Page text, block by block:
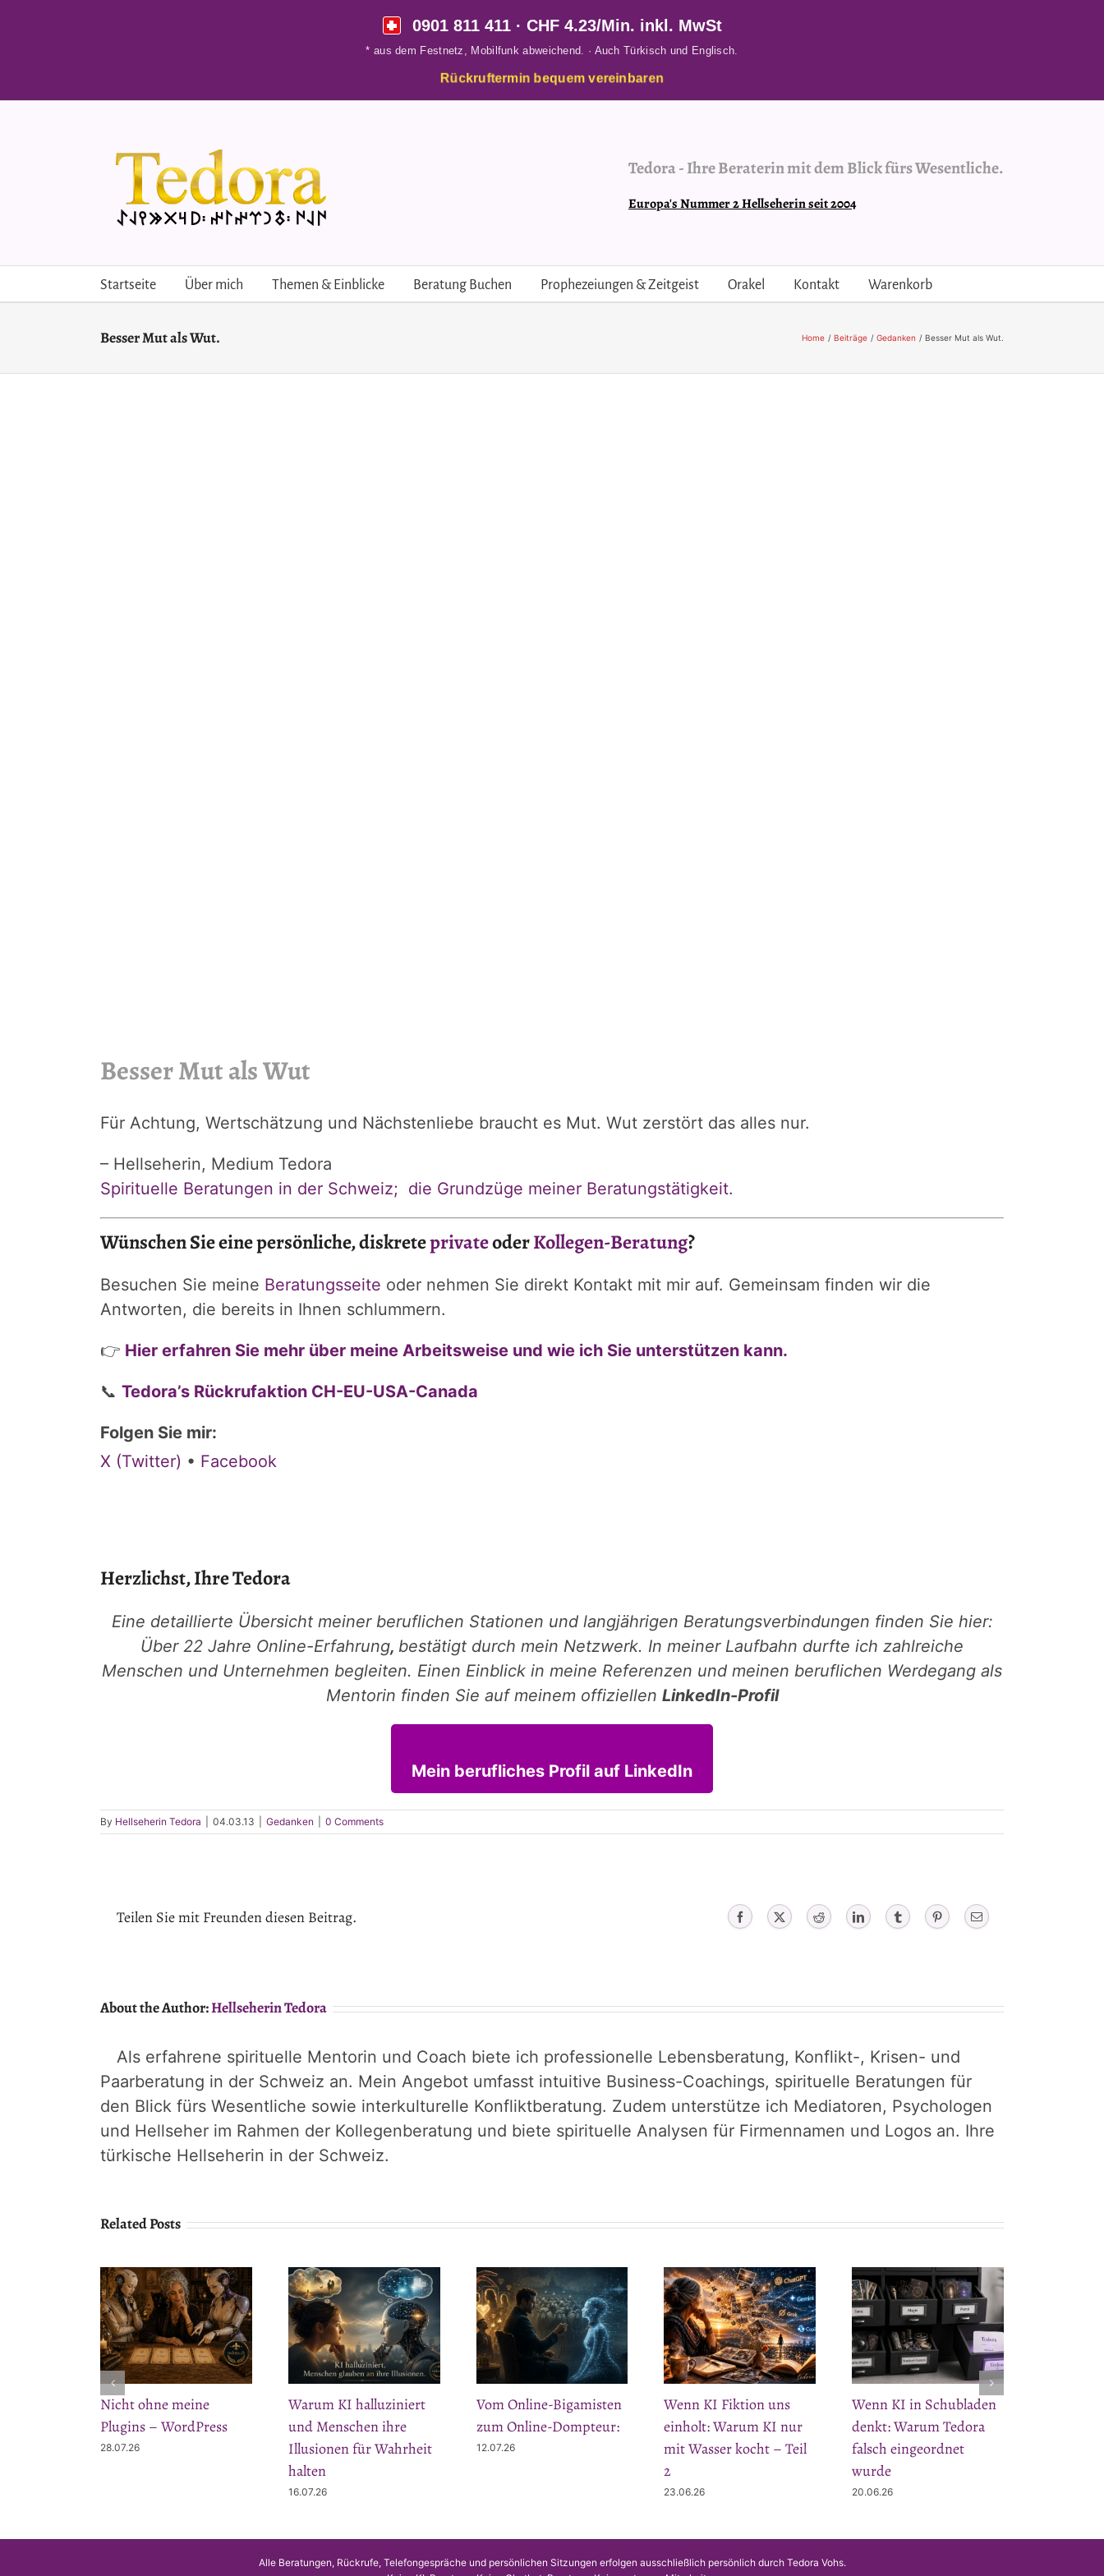
0901 811 411· CHF 4.23/Min. inkl. MwSt
* aus dem Festnetz, Mobilfunk abweichend. · Auch Türkisch und Englisch.
Rückruftermin bequem vereinbaren
Tedora-Ihre Beraterin mit dem Blick fürs Wesentliche.
Europa's Nummer 2 Hellseherin seit 2004
Startseite Über mich Themen & Einblicke Beratung Buchen Prophezeiungen & Zeitgeist Orakel Kontakt Warenkorb
Besser Mut als Wut. Home Beiträge Gedanken Besser Mut als Wut.
Besser Mut als Wut
Für Achtung, Wertschätzung und Nächstenliebe braucht es Mut. Wut zerstört das alles nur.
– Hellseherin, Medium Tedora
Spirituelle Beratungen in der Schweiz; die Grundzüge meiner Beratungstätigkeit.
Wünschen Sie eine persönliche, diskreteprivateoderKollegen-Beratung?
Besuchen Sie meine Beratungsseite oder nehmen Sie direkt Kontakt mit mir auf. Gemeinsam finden wir die
Antworten, die bereits in Ihnen schlummern.
👉 Hier erfahren Sie mehr über meine Arbeitsweise und wie ich Sie unterstützen kann.
📞 Tedora’s Rückrufaktion CH-EU-USA-Canada
Folgen Sie mir:
X (Twitter) • Facebook
Herzlichst, Ihre Tedora
Eine detaillierte Übersicht meiner beruflichen Stationen und langjährigen Beratungsverbindungen finden Sie hier:
Über 22 Jahre Online-Erfahrung, bestätigt durch mein Netzwerk. In meiner Laufbahn durfte ich zahlreiche
Menschen und Unternehmen begleiten. Einen Einblick in meine Referenzen und meinen beruflichen Werdegang als
Mentorin finden Sie auf meinem offiziellen LinkedIn-Profil
Mein berufliches Profil auf LinkedIn
By Hellseherin Tedora 04.03.13 Gedanken 0 Comments
Teilen Sie mit Freunden diesen Beitrag. Facebook X Reddit LinkedIn Tumblr PinterestEmail
About the Author:Hellseherin Tedora
Als erfahrene spirituelle Mentorin und Coach biete ich professionelle Lebensberatung, Konflikt-, Krisen- und
Paarberatung in der Schweiz an. Mein Angebot umfasst intuitive Business-Coachings, spirituelle Beratungen für
den Blick fürs Wesentliche sowie interkulturelle Konfliktberatung. Zudem unterstütze ich Mediatoren, Psychologen
und Hellseher im Rahmen der Kollegenberatung und biete spirituelle Analysen für Firmennamen und Logos an. Ihre
türkische Hellseherin in der Schweiz.
Related Posts
Nicht ohne meine
Plugins – WordPress
28.07.26
Warum KI halluziniert
und Menschen ihre
Illusionen für Wahrheit
halten
16.07.26
Vom Online-Bigamisten
zum Online-Dompteur:
12.07.26
Wenn KI Fiktion uns
einholt: Warum KI nur
mit Wasser kocht – Teil
2
23.06.26
Wenn KI in Schubladen
denkt: Warum Tedora
falsch eingeordnet
wurde
20.06.26
Alle Beratungen, Rückrufe, Telefongespräche und persönlichen Sitzungen erfolgen ausschließlich persönlich durch Tedora Vohs.